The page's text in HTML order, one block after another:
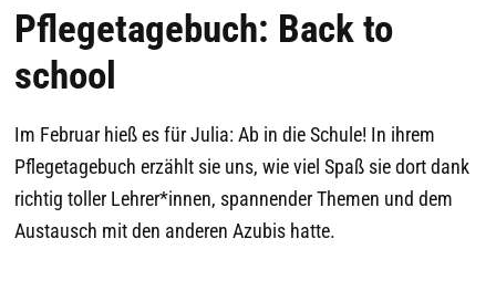
Pflegetagebuch: Back to
school
Im Februar hieß es für Julia: Ab in die Schule! In ihrem
Pflegetagebuch erzählt sie uns, wie viel Spaß sie dort dank
richtig toller Lehrer*innen, spannender Themen und dem
Austausch mit den anderen Azubis hatte.